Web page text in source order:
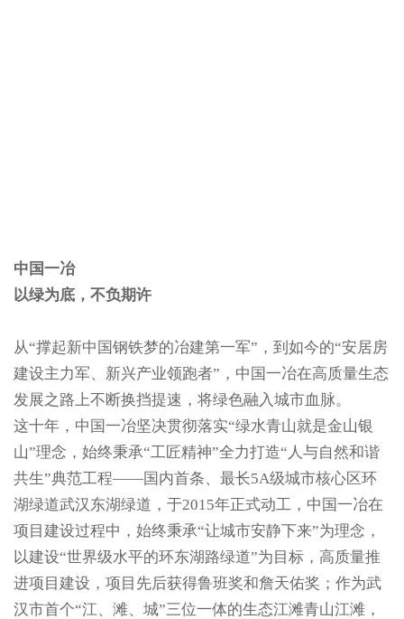
中国一冶
以绿为底，不负期许
从“撑起新中国钢铁梦的冶建第一军”，到如今的“安居房
建设主力军、新兴产业领跑者”，中国一冶在高质量生态
发展之路上不断换挡提速，将绿色融入城市血脉。
这十年，中国一冶坚决贯彻落实“绿水青山就是金山银
山”理念，始终秉承“工匠精神”全力打造“人与自然和谐
共生”典范工程——国内首条、最长5A级城市核心区环
湖绿道武汉东湖绿道，于2015年正式动工，中国一冶在
项目建设过程中，始终秉承“让城市安静下来”为理念，
以建设“世界级水平的环东湖路绿道”为目标，高质量推
进项目建设，项目先后获得鲁班奖和詹天佑奖；作为武
汉市首个“江、滩、城”三位一体的生态江滩青山江滩，